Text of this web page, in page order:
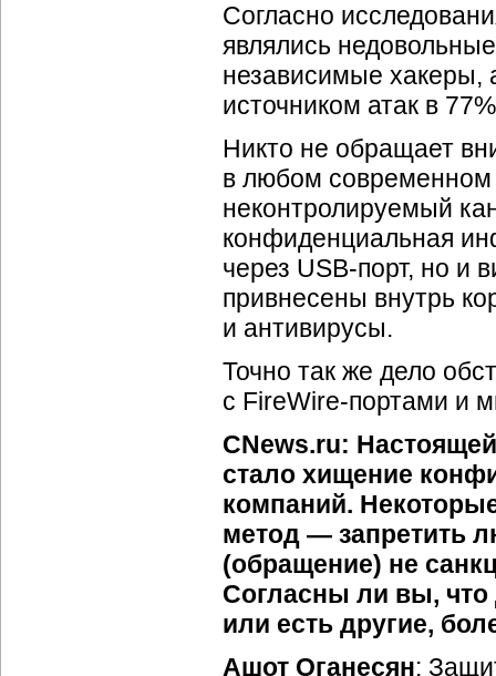
Согласно
являлись
независимые хакеры,
источником атак в
Никто не обращает
в любом современном
неконтролируемый
конфиденциальная
через USB-порт, но и
привнесены внутрь
и антивирусы.
Точно так же дело
с FireWire-портами и
CNews.ru:
стало хищение
компаний.
метод — запретить
(обращение) не
Согласны ли вы, что
или есть другие,
Ашот Оганесян: